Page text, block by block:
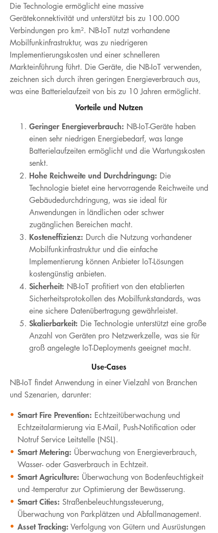
Die Technologie ermöglicht eine massive
Gerätekonnektivität und unterstützt bis zu 100.000
Verbindungen pro km². NB-IoT nutzt vorhandene
Mobilfunkinfrastruktur, was zu niedrigeren
Implementierungskosten und einer schnelleren
Markteinführung führt. Die Geräte, die NB-IoT verwenden,
zeichnen sich durch ihren geringen Energieverbrauch aus,
was eine Batterielaufzeit von bis zu 10 Jahren ermöglicht.
Vorteile und Nutzen
Geringer Energieverbrauch: NB-IoT-Geräte haben
einen sehr niedrigen Energiebedarf, was lange
Batterielaufzeiten ermöglicht und die Wartungskosten
senkt.
Hohe Reichweite und Durchdringung: Die
Technologie bietet eine hervorragende Reichweite und
Gebäudedurchdringung, was sie ideal für
Anwendungen in ländlichen oder schwer
zugänglichen Bereichen macht.
Kosteneffizienz: Durch die Nutzung vorhandener
Mobilfunkinfrastruktur und die einfache
Implementierung können Anbieter IoT-Lösungen
kostengünstig anbieten.
Sicherheit: NB-IoT profitiert von den etablierten
Sicherheitsprotokollen des Mobilfunkstandards, was
eine sichere Datenübertragung gewährleistet.
Skalierbarkeit: Die Technologie unterstützt eine große
Anzahl von Geräten pro Netzwerkzelle, was sie für
groß angelegte IoT-Deployments geeignet macht.
Use-Cases
NB-IoT findet Anwendung in einer Vielzahl von Branchen
und Szenarien, darunter:
Smart Fire Prevention: Echtzeitüberwachung und
Echtzeitalarmierung via E-Mail, Push-Notification oder
Notruf Service Leitstelle (NSL).
Smart Metering: Überwachung von Energieverbrauch,
Wasser- oder Gasverbrauch in Echtzeit.
Smart Agriculture: Überwachung von Bodenfeuchtigkeit
und -temperatur zur Optimierung der Bewässerung.
Smart Cities: Straßenbeleuchtungssteuerung,
Überwachung von Parkplätzen und Abfallmanagement.
Asset Tracking: Verfolgung von Gütern und Ausrüstungen